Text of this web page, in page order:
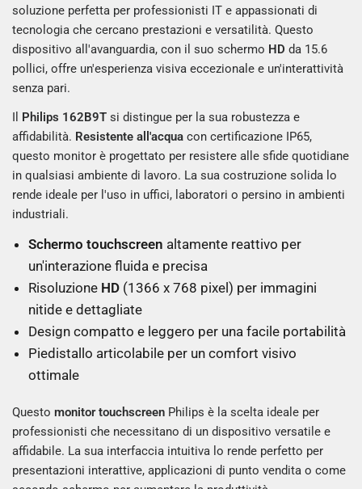
soluzione perfetta per professionisti IT e appassionati di
tecnologia che cercano prestazioni e versatilità. Questo
dispositivo all'avanguardia, con il suo schermo HD da 15.6
pollici, offre un'esperienza visiva eccezionale e un'interattività
senza pari.
Il Philips 162B9T si distingue per la sua robustezza e
affidabilità. Resistente all'acqua con certificazione IP65,
questo monitor è progettato per resistere alle sfide quotidiane
in qualsiasi ambiente di lavoro. La sua costruzione solida lo
rende ideale per l'uso in uffici, laboratori o persino in ambienti
industriali.
Schermo touchscreen altamente reattivo per
un'interazione fluida e precisa
Risoluzione HD (1366 x 768 pixel) per immagini
nitide e dettagliate
Design compatto e leggero per una facile portabilità
Piedistallo articolabile per un comfort visivo
ottimale
Questomonitor touchscreen Philips è la scelta ideale per
professionisti che necessitano di un dispositivo versatile e
affidabile. La sua interfaccia intuitiva lo rende perfetto per
presentazioni interattive, applicazioni di punto vendita o come